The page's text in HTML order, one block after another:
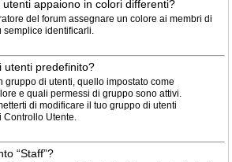
appaiono in colori differenti?
del forum assegnare un colore ai membri di
semplice identificarli.
utenti predefinito?
gruppo di utenti, quello impostato come
e quali permessi di gruppo sono attivi.
di modificare il tuo gruppo di utenti
Controllo Utente.
“Staff”?